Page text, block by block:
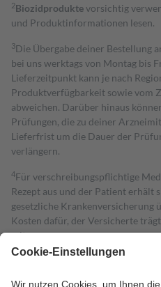
2Biozidproduktevorsichtig
und Produktinformationen lesen.
3Die Übergabe deiner Bestellung
bei uns werktags von Montag bis
Lieferzeitpunkt kann je nach
Produktverfügbarkeit sowie vom
abweichen. Darüber hinaus
Prüfungen, die zu deiner
Lieferfrist um die Dauer der
verlängern.
4Für verschreibungspflichtige
Rezept aus und der Patient erhält
gesetzliche Krankenversicherung
Kosten dafür, der Versicherte
mit.
Grundsätzlich leisten Mitglieder
höchstens zehn Euro.
Es sind